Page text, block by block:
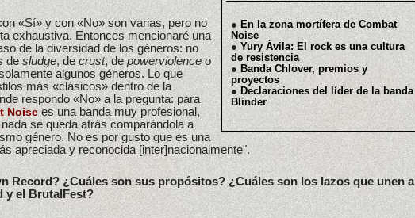
● En la zona mortífera de Combat
Noise
● Yury Ávila: El rock es una cultura
de resistencia
●Banda Chlover, premios y
proyectos
●Declaraciones del líder de la banda
Blinder
«Sí» y con «No» son varias, pero no
exhaustiva. Entonces mencionaré una
de la diversidad de los géneros: no
desludge, decrust, depowerviolenceo
algunos géneros. Lo que
más «clásicos» dentro de la
respondo «No» a la pregunta: para
Noisees una banda muy profesional,
se queda atrás comparándola a
género. No es por gusto que es una
apreciada y reconocida [inter]nacionalmente".
Record? ¿Cuáles son sus propósitos? ¿Cuáles son los lazos que unen a
y el BrutalFest?